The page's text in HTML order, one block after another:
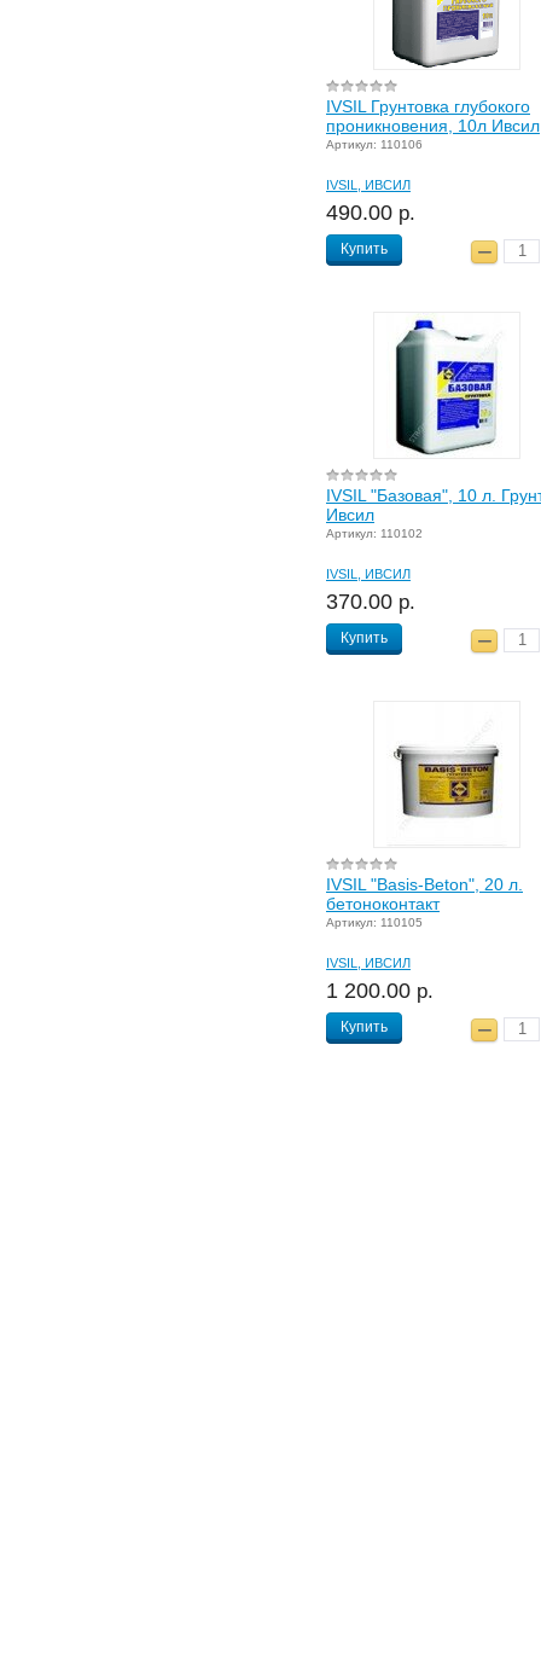
IVSIL Грунтовка глубокого
проникновения, 10л Ивсил
Артикул: 110106
IVSIL, ИВСИЛ
490.00 р.
Купить
IVSIL "Базовая", 10 л.
Ивсил
Артикул: 110102
IVSIL, ИВСИЛ
370.00 р.
Купить
IVSIL "Basis-Beton", 20 л.
бетоноконтакт
Артикул: 110105
IVSIL, ИВСИЛ
1 200.00 р.
Купить